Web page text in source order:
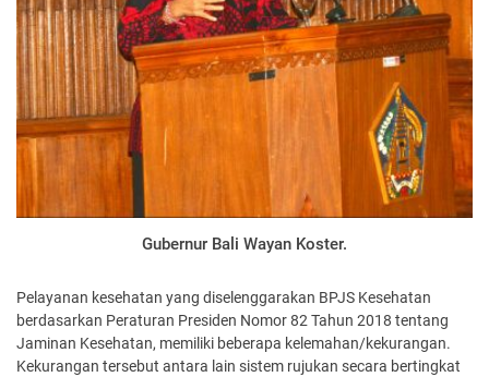
Gubernur Bali Wayan Koster.
Pelayanan kesehatan yang diselenggarakan BPJS Kesehatan
berdasarkan Peraturan Presiden Nomor 82 Tahun 2018 tentang
Jaminan Kesehatan, memiliki beberapa kelemahan/kekurangan.
Kekurangan tersebut antara lain sistem rujukan secara bertingkat